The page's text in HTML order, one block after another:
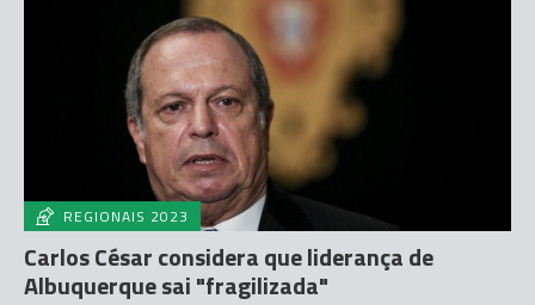
REGIONAIS 2023
Carlos César considera que liderança de
Albuquerque sai "fragilizada"